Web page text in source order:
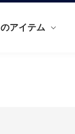
アイテム